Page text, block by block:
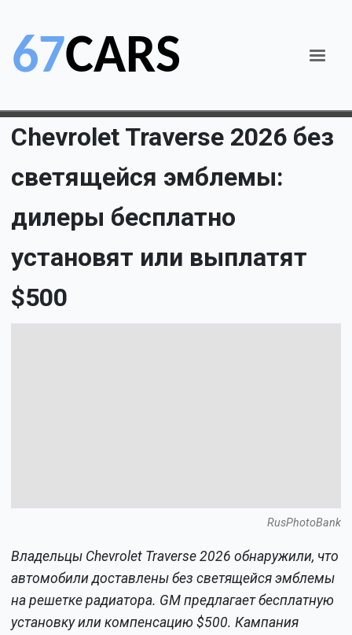
Chevrolet Traverse 2026 без
светящейся эмблемы:
дилеры бесплатно
установят или выплатят
$500
RusPhotoBank
Владельцы Chevrolet Traverse 2026 обнаружили, что
автомобили доставлены без светящейся эмблемы
на решетке радиатора. GM предлагает бесплатную
установку или компенсацию $500. Кампания